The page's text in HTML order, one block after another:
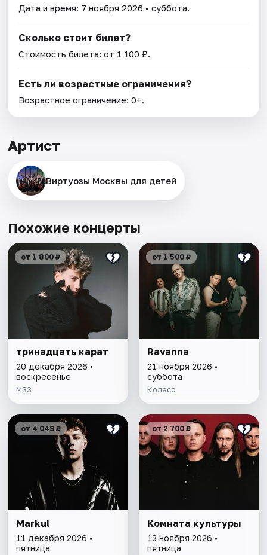
Дата и время: 7 ноября 2026 • суббота.
Сколько стоит билет?
Стоимость билета: от 1 100 ₽.
Есть ли возрастные ограничения?
Возрастное ограничение: 0+.
Артист
Виртуозы Москвы для детей
Похожие концерты
от 1 800 ₽
тринадцать карат
20 декабря 2026 •
воскресенье
М33
от 1 500 ₽
Ravanna
21 ноября 2026 •
суббота
Колесо
от 4 049 ₽
Markul
11 декабря 2026 •
пятница
от 2 700 ₽
Комната культуры
13 ноября 2026 •
пятница